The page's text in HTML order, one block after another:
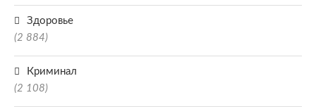
Здоровье
(2 884)
Криминал
(2 108)